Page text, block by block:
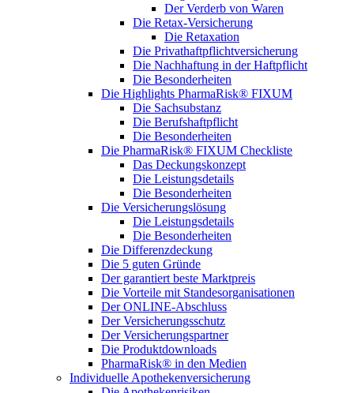
Der Verderb von Waren
Die Retax-Versicherung
Die Retaxation
Die Privathaftpflichtversicherung
Die Nachhaftung in der Haftpflicht
Die Besonderheiten
Die Highlights PharmaRisk® FIXUM
Die Sachsubstanz
Die Berufshaftpflicht
Die Besonderheiten
Die PharmaRisk® FIXUM Checkliste
Das Deckungskonzept
Die Leistungsdetails
Die Besonderheiten
Die Versicherungslösung
Die Leistungsdetails
Die Besonderheiten
Die Differenzdeckung
Die 5 guten Gründe
Der garantiert beste Marktpreis
Die Vorteile mit Standesorganisationen
Der ONLINE-Abschluss
Der Versicherungsschutz
Der Versicherungspartner
Die Produktdownloads
PharmaRisk® in den Medien
Individuelle Apothekenversicherung